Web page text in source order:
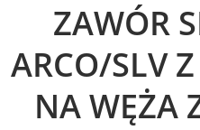
ZAWÓR
ARCO/SLV
NA WĘŻA